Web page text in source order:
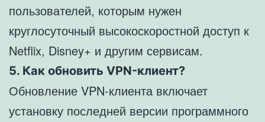
пользователей, которым нужен
круглосуточный высокоскоростной доступ к
Netflix, Disney+ и другим сервисам.
5. Как обновить VPN-клиент?
Обновление VPN-клиента включает
установку последней версии программного